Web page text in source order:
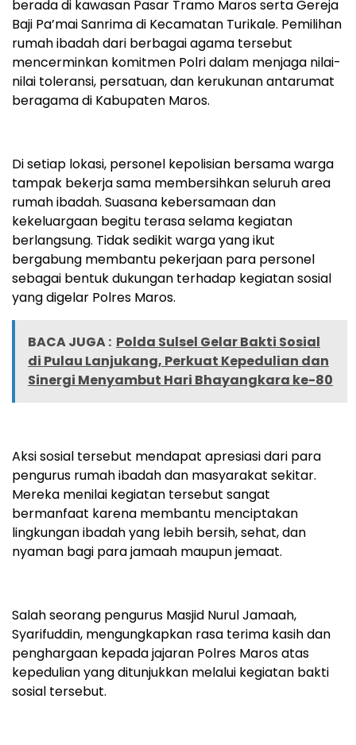
berada di kawasan Pasar Tramo Maros serta Gereja
Baji Pa’mai Sanrima di Kecamatan Turikale. Pemilihan
rumah ibadah dari berbagai agama tersebut
mencerminkan komitmen Polri dalam menjaga nilai-
nilai toleransi, persatuan, dan kerukunan antarumat
beragama di Kabupaten Maros.
Di setiap lokasi, personel kepolisian bersama warga
tampak bekerja sama membersihkan seluruh area
rumah ibadah. Suasana kebersamaan dan
kekeluargaan begitu terasa selama kegiatan
berlangsung. Tidak sedikit warga yang ikut
bergabung membantu pekerjaan para personel
sebagai bentuk dukungan terhadap kegiatan sosial
yang digelar Polres Maros.
BACA JUGA : Polda Sulsel Gelar Bakti Sosial
di Pulau Lanjukang, Perkuat Kepedulian dan
Sinergi Menyambut Hari Bhayangkara ke-80
Aksi sosial tersebut mendapat apresiasi dari para
pengurus rumah ibadah dan masyarakat sekitar.
Mereka menilai kegiatan tersebut sangat
bermanfaat karena membantu menciptakan
lingkungan ibadah yang lebih bersih, sehat, dan
nyaman bagi para jamaah maupun jemaat.
Salah seorang pengurus Masjid Nurul Jamaah,
Syarifuddin, mengungkapkan rasa terima kasih dan
penghargaan kepada jajaran Polres Maros atas
kepedulian yang ditunjukkan melalui kegiatan bakti
sosial tersebut.